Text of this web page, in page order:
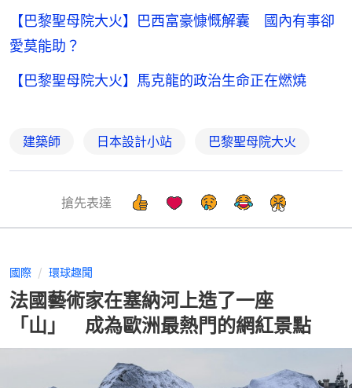
【巴黎聖母院大火】巴西富豪慷慨解囊 國內有事卻
愛莫能助？
【巴黎聖母院大火】馬克龍的政治生命正在燃燒
建築師 日本設計小站 巴黎聖母院大火
搶先表達
國際 環球趣聞
法國藝術家在塞納河上造了一座
「山」 成為歐洲最熱門的網紅景點